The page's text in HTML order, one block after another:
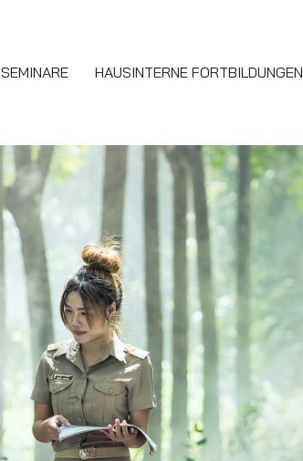
SEMINARE HAUSINTERNE FORTBILDUNGEN